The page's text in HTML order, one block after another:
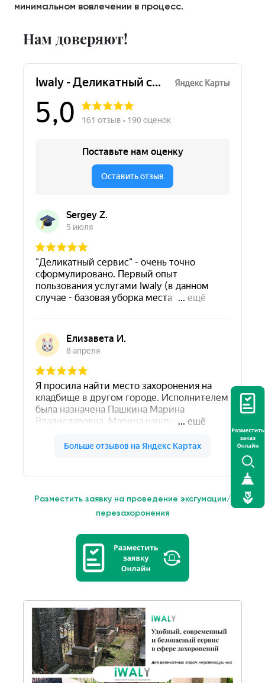
минимальном вовлечении в процесс.
Нам доверяют!
Разместить заявку на проведение эксгумации/
перезахоронения